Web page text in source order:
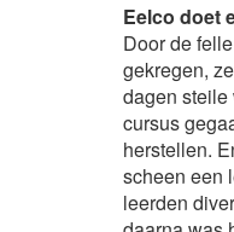
Eelco doet
Door de
gekregen,
dagen steile
cursus
herstellen.
scheen een
leerden